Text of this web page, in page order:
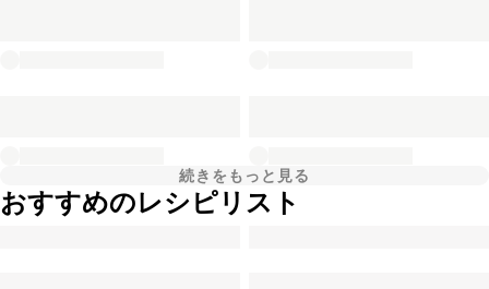
続きをもっと見る
おすすめのレシピリスト